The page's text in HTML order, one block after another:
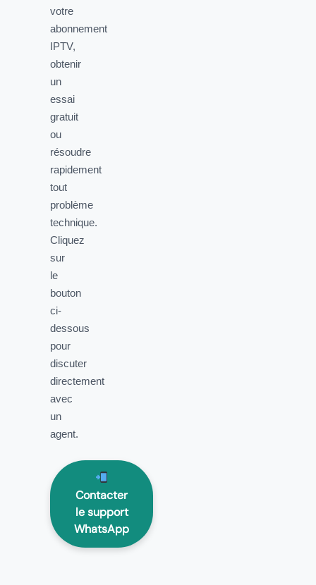
votre
abonnement
IPTV,
obtenir
un
essai
gratuit
ou
résoudre
rapidement
tout
problème
technique.
Cliquez
sur
le
bouton
ci-
dessous
pour
discuter
directement
avec
un
agent.
Contacter
le support
WhatsApp